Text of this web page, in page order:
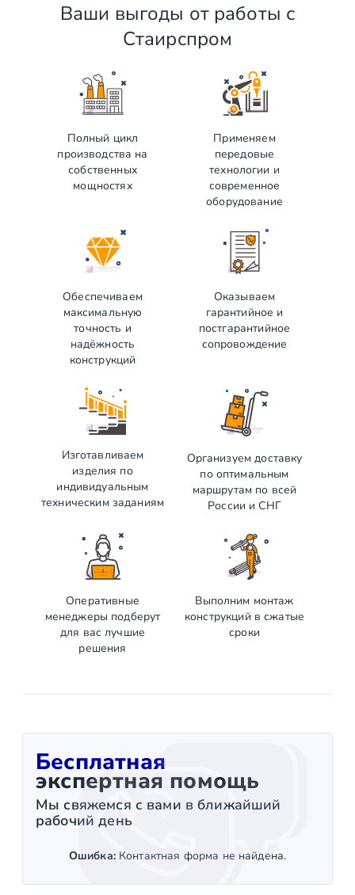
Ваши выгоды от работы с
Стаирспром
Полный цикл
производства на
собственных
мощностях
Применяем
передовые
технологии и
современное
оборудование
Обеспечиваем
максимальную
точность и
надёжность
конструкций
Оказываем
гарантийное и
постгарантийное
сопровождение
Изготавливаем
изделия по
индивидуальным
техническим заданиям
Организуем доставку
по оптимальным
маршрутам по всей
России и СНГ
Оперативные
менеджеры подберут
для вас лучшие
решения
Выполним монтаж
конструкций в сжатые
сроки
Бесплатная
экспертная помощь
Мы свяжемся с вами в ближайший
рабочий день
Ошибка:Контактная форма не найдена.